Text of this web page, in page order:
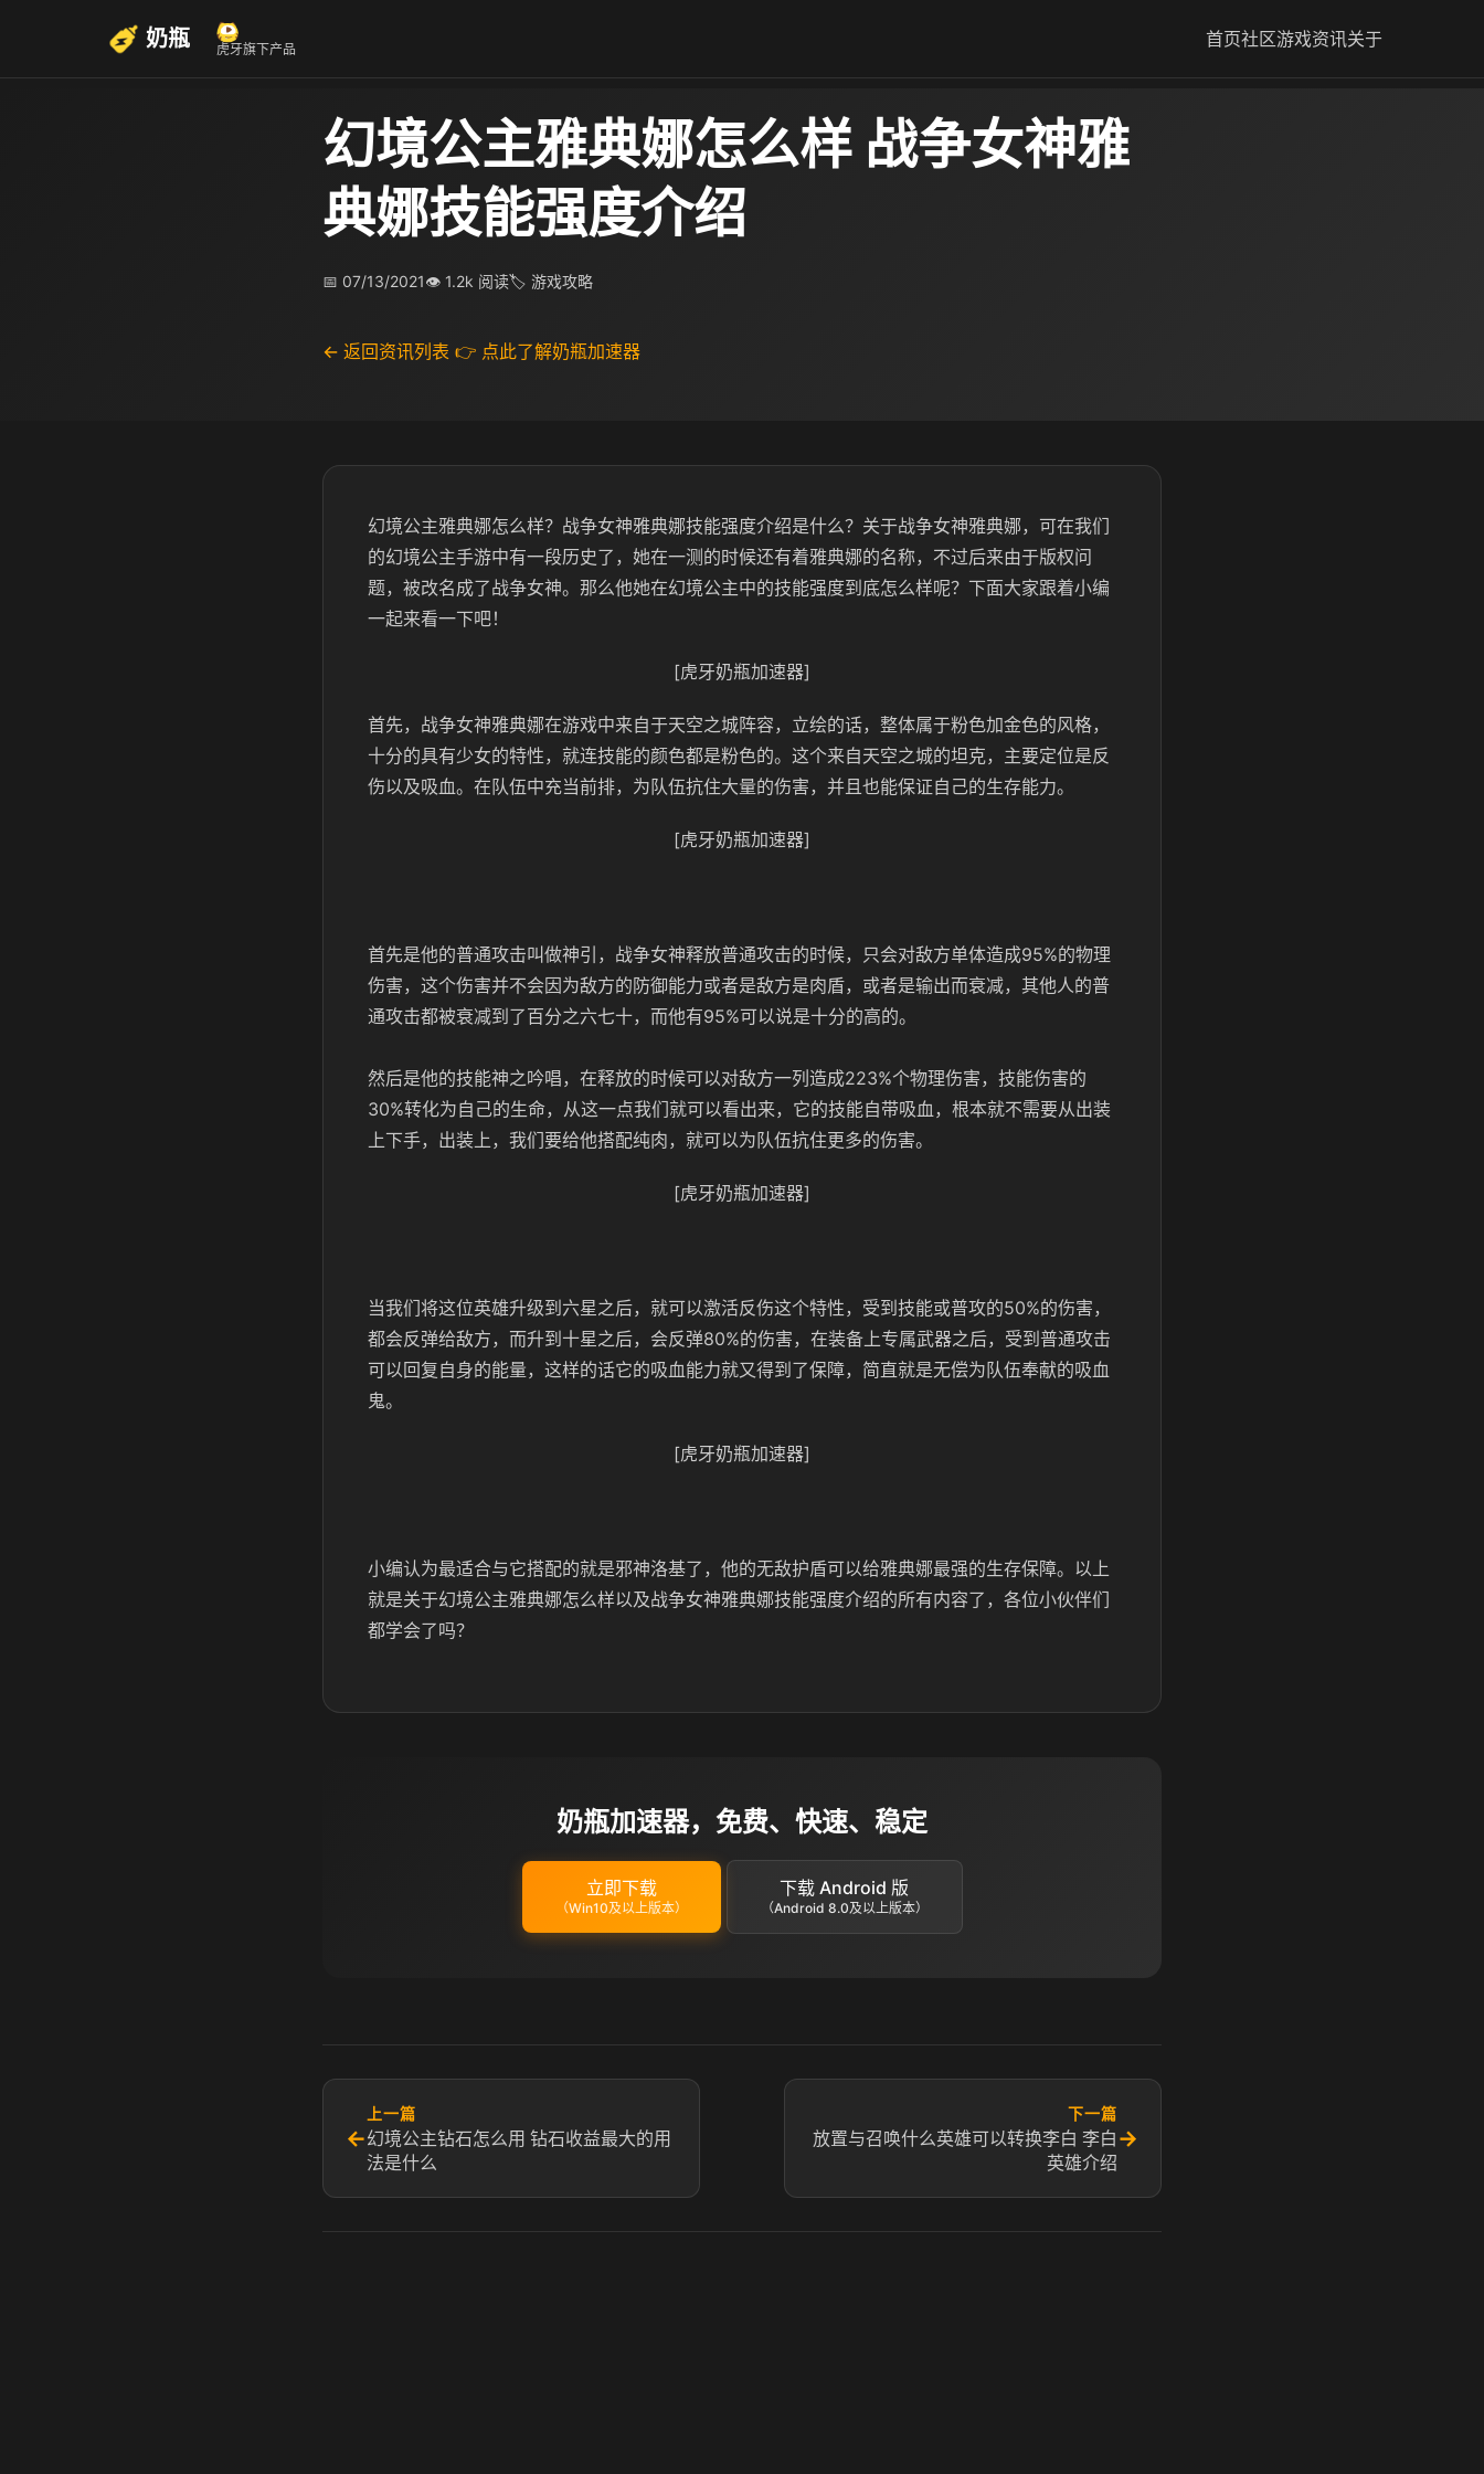
奶瓶 虎牙旗下产品 首页社区游戏资讯关于
幻境公主雅典娜怎么样 战争女神雅
典娜技能强度介绍
📅 07/13/2021👁 1.2k 阅读🏷 游戏攻略
← 返回资讯列表 👉 点此了解奶瓶加速器
幻境公主雅典娜怎么样？战争女神雅典娜技能强度介绍是什么？关于战争女神雅典娜，可在我们
的幻境公主手游中有一段历史了，她在一测的时候还有着雅典娜的名称，不过后来由于版权问
题，被改名成了战争女神。那么他她在幻境公主中的技能强度到底怎么样呢？下面大家跟着小编
一起来看一下吧！
[虎牙奶瓶加速器]
首先，战争女神雅典娜在游戏中来自于天空之城阵容，立绘的话，整体属于粉色加金色的风格，
十分的具有少女的特性，就连技能的颜色都是粉色的。这个来自天空之城的坦克，主要定位是反
伤以及吸血。在队伍中充当前排，为队伍抗住大量的伤害，并且也能保证自己的生存能力。
[虎牙奶瓶加速器]
首先是他的普通攻击叫做神引，战争女神释放普通攻击的时候，只会对敌方单体造成95%的物理
伤害，这个伤害并不会因为敌方的防御能力或者是敌方是肉盾，或者是输出而衰减，其他人的普
通攻击都被衰减到了百分之六七十，而他有95%可以说是十分的高的。
然后是他的技能神之吟唱，在释放的时候可以对敌方一列造成223%个物理伤害，技能伤害的
30%转化为自己的生命，从这一点我们就可以看出来，它的技能自带吸血，根本就不需要从出装
上下手，出装上，我们要给他搭配纯肉，就可以为队伍抗住更多的伤害。
[虎牙奶瓶加速器]
当我们将这位英雄升级到六星之后，就可以激活反伤这个特性，受到技能或普攻的50%的伤害，
都会反弹给敌方，而升到十星之后，会反弹80%的伤害，在装备上专属武器之后，受到普通攻击
可以回复自身的能量，这样的话它的吸血能力就又得到了保障，简直就是无偿为队伍奉献的吸血
鬼。
[虎牙奶瓶加速器]
小编认为最适合与它搭配的就是邪神洛基了，他的无敌护盾可以给雅典娜最强的生存保障。以上
就是关于幻境公主雅典娜怎么样以及战争女神雅典娜技能强度介绍的所有内容了，各位小伙伴们
都学会了吗？
奶瓶加速器，免费、快速、稳定
立即下载
（Win10及以上版本）
下载 Android 版
（Android 8.0及以上版本）
←
上一篇
幻境公主钻石怎么用 钻石收益最大的用
法是什么
下一篇
放置与召唤什么英雄可以转换李白 李白
英雄介绍
→